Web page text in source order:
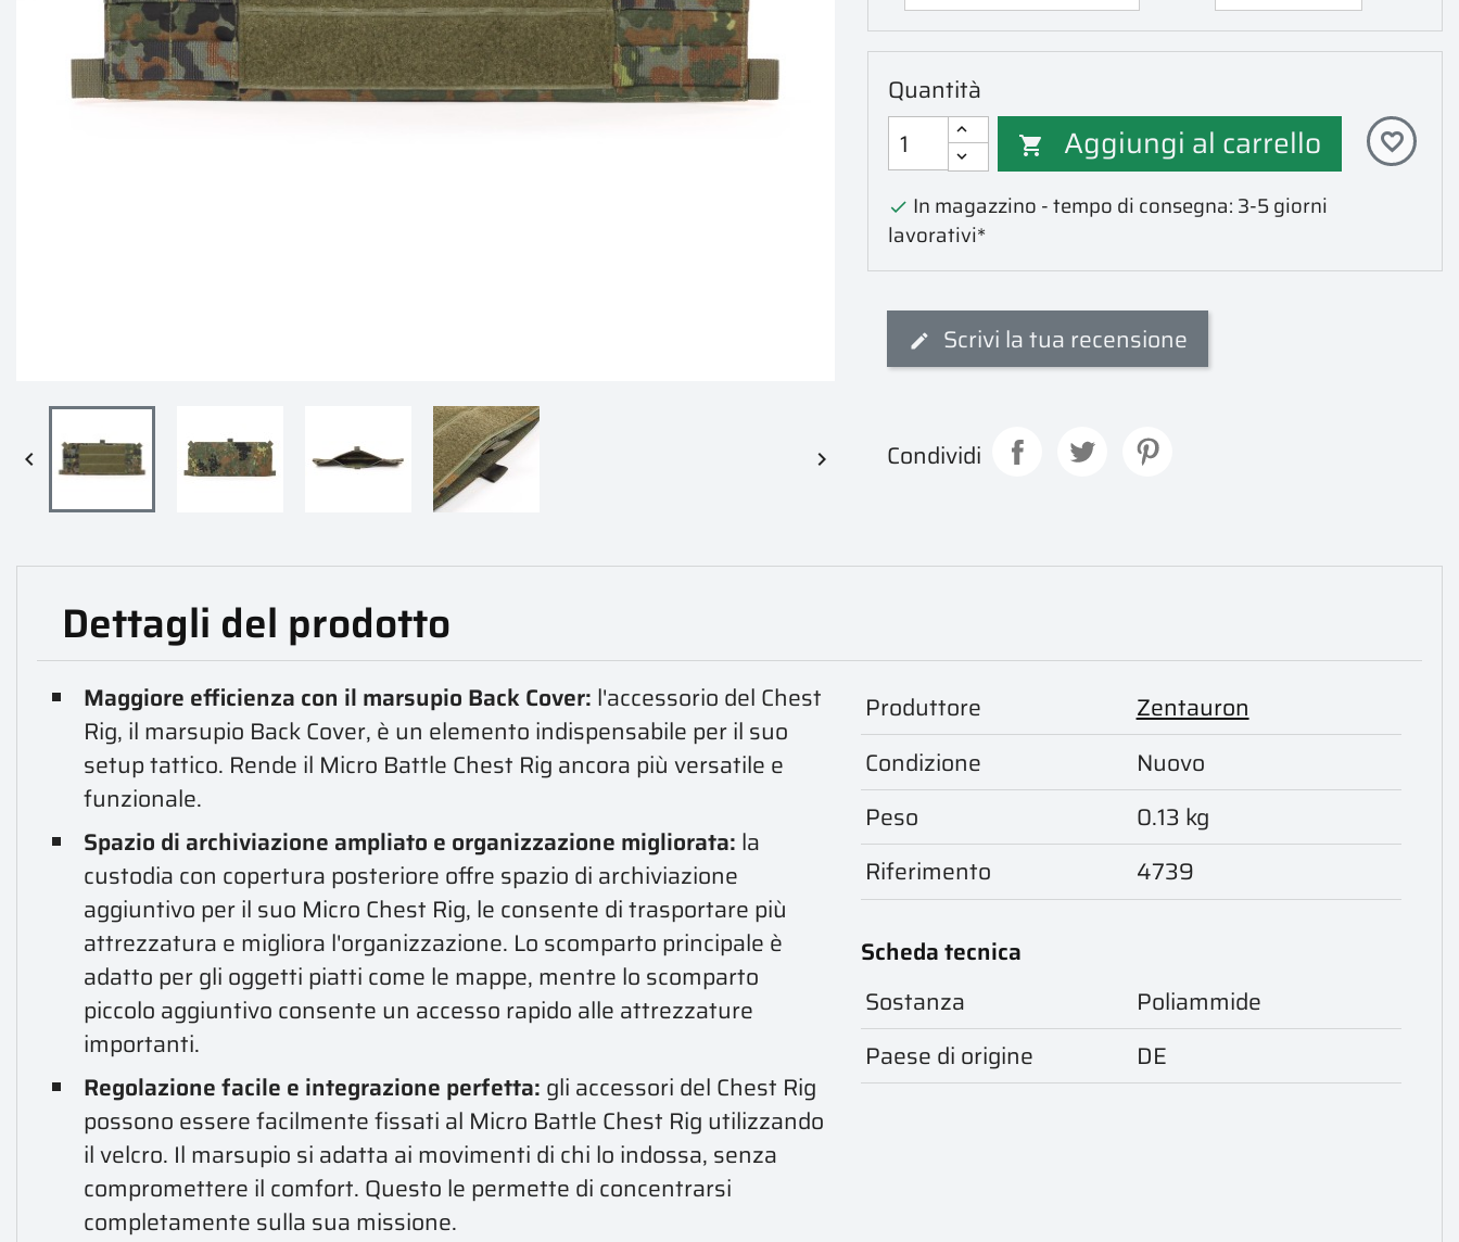
 
Quantità
 Aggiungi al carrello favorite_border
 In magazzino - tempo di consegna: 3-5 giorni
lavorativi*
Scrivi la tua recensione
Condividi
Dettagli del prodotto
Maggiore efficienza con il marsupio Back Cover: l'accessorio del Chest
Rig, il marsupio Back Cover, è un elemento indispensabile per il suo
setup tattico. Rende il Micro Battle Chest Rig ancora più versatile e
funzionale.
Spazio di archiviazione ampliato e organizzazione migliorata: la
custodia con copertura posteriore offre spazio di archiviazione
aggiuntivo per il suo Micro Chest Rig, le consente di trasportare più
attrezzatura e migliora l'organizzazione. Lo scomparto principale è
adatto per gli oggetti piatti come le mappe, mentre lo scomparto
piccolo aggiuntivo consente un accesso rapido alle attrezzature
importanti.
Regolazione facile e integrazione perfetta: gli accessori del Chest Rig
possono essere facilmente fissati al Micro Battle Chest Rig utilizzando
il velcro. Il marsupio si adatta ai movimenti di chi lo indossa, senza
compromettere il comfort. Questo le permette di concentrarsi
completamente sulla sua missione.
Produttore
Zentauron
Condizione
Nuovo
Peso
0.13 kg
Riferimento
4739
Scheda tecnica
Sostanza
Poliammide
Paese di origine
DE